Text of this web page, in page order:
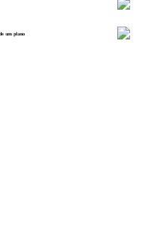
um plano